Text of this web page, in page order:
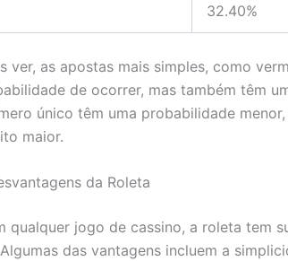
32.40%
ver, as apostas mais simples, como
de ocorrer, mas também têm
único têm uma probabilidade
maior.
da Roleta
qualquer jogo de cassino, a roleta tem
das vantagens incluem a